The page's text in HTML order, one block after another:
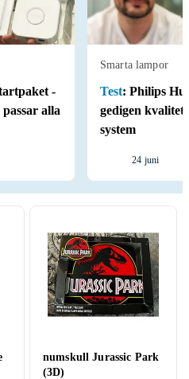
-
alla
Smarta lampor
Test: Philips
gedigen kvalitet
system
24 juni
numskull Jurassic Park
(3D)